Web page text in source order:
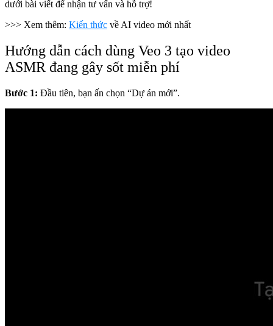
dưới bài viết để nhận tư vấn và hỗ trợ!
>>> Xem thêm: Kiến thức về AI video mới nhất
Hướng dẫn cách dùng Veo 3 tạo video
ASMR đang gây sốt miễn phí
Bước 1: Đầu tiên, bạn ấn chọn “Dự án mới”.